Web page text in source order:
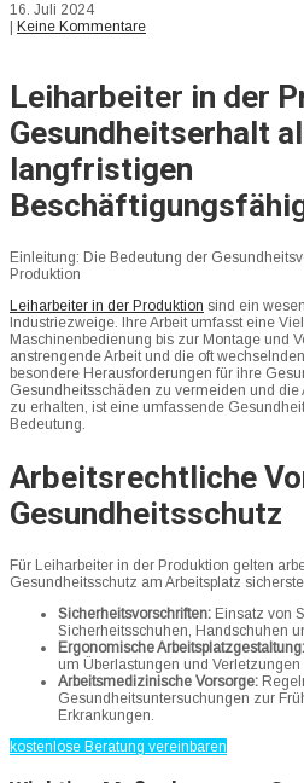
16. Juli 2024
Keine Kommentare
Leiharbeiter in der
Gesundheitserhalt
langfristigen
Einleitung: Die Bedeutung der
Produktion
Leiharbeiter in der Produktion sind ein
Industriezweige. Ihre Arbeit umfasst eine
Maschinenbedienung bis zur Montage und
anstrengende Arbeit und die oft
besondere Herausforderungen für ihre
Gesundheitsschäden zu vermeiden und die
zu erhalten, ist eine umfassende
Bedeutung.
Arbeitsrechtliche
Gesundheitsschutz
Für Leiharbeiter in der Produktion gelten
Gesundheitsschutz am Arbeitsplatz
Sicherheitsvorschriften: Einsatz von
Sicherheitsschuhen, Handschuhen
Ergonomische Arbeitsplatzgestaltung:
um Überlastungen und
Arbeitsmedizinische Vorsorge:
Gesundheitsuntersuchungen zur
Erkrankungen.
kostenlose Beratung vereinbaren